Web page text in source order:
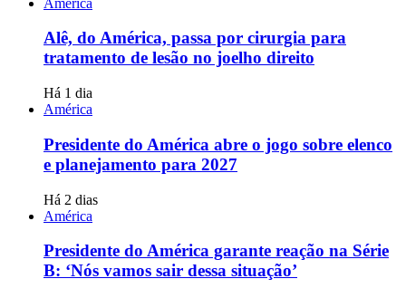
Alê, do América, passa por cirurgia para
tratamento de lesão no joelho direito
Há 1 dia
América
Presidente do América abre o jogo sobre elenco
e planejamento para 2027
Há 2 dias
América
Presidente do América garante reação na Série
B: ‘Nós vamos sair dessa situação’